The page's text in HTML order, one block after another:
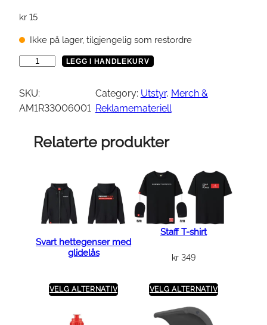
kr 15
Ikke på lager, tilgjengelig som restordre
y
C
LEGG I HANDLEKURV
SKU:
AM1R33006001
Category: Utstyr, Merch &
Reklamemateriell
Relaterte produkter
Svart hettegenser med
glidelås
VELG ALTERNATIV
Staff T-shirt
kr 349
VELG ALTERNATIV